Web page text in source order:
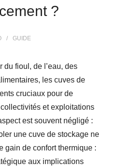
?
GUIDE
du fioul, de l’eau, des
les cuves de
cruciaux pour de
et exploitations
est souvent négligé :
une cuve de stockage ne
gain de confort thermique :
aux implications